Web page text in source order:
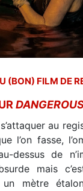
(BON) FILM DE
au
l’on fasse,
dessus de
mais
mètre